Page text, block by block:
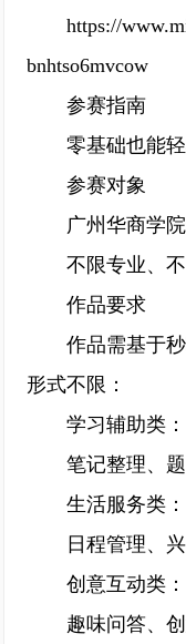
https://
bnhtso6mvcow
参赛指南
零基础也能轻
参赛对象
广州华商学院
不限专业、不
作品要求
作品需基于秒
形式不限：
学习辅助类：
笔记整理、题
生活服务类：
日程管理、兴
创意互动类：
趣味问答、创